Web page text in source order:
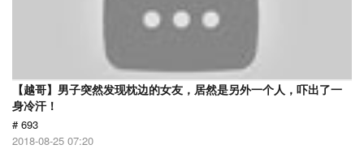
【越哥】男子突然发现枕边的女友，居然是另外一个人，吓出了一
身冷汗！
# 693
2018-08-25 07:20